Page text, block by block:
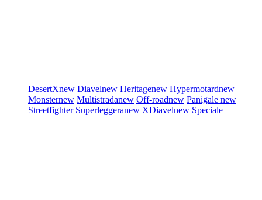
DesertXnew Diavelnew Heritagenew Hypermotardnew
Monsternew Multistradanew Off-roadnew Panigale new
Streetfighter Superleggeranew XDiavelnew Speciale